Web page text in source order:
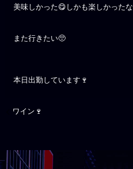
美味しかった😋しかも楽しかったな
また行きたい🥺
本日出勤しています🍷
ワイン🍷